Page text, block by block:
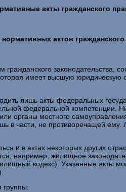
акты гражданского
нормативных актов
законодательства,
имеет высшую юридическую
лишь акты федеральных
федеральной
органы местного
в части, не противоречащей
и в актах некоторых других
например, жилищное
кодекс). Указанные акты
группы: